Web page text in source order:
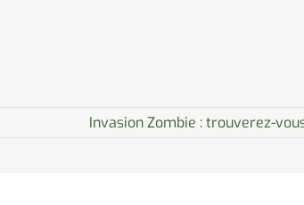
Invasion Zombie : trouverez-